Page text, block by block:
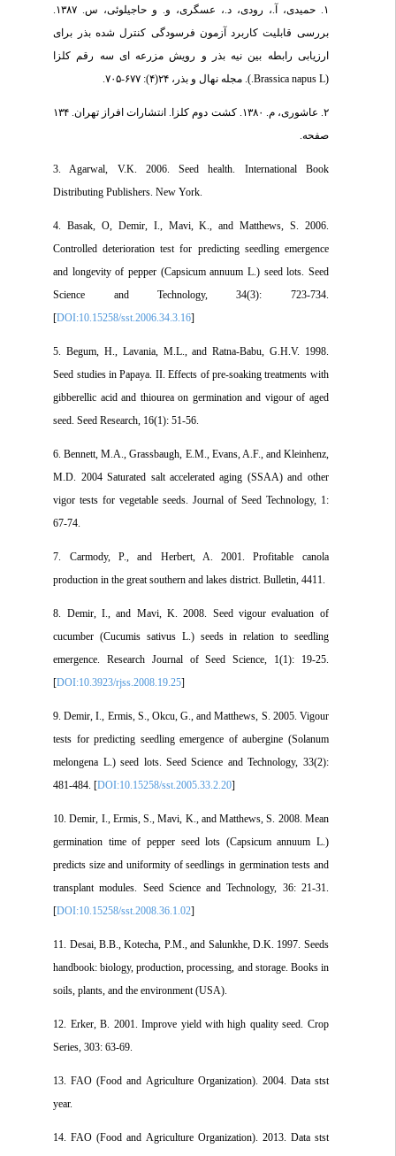
۱. حمیدی، آ.، رودی، د.، عسگری، و. و حاجیلوئی، س. ۱۳۸۷.
بررسی قابلیت کاربرد آزمون فرسودگی کنترل شده بذر برای
ارزیابی رابطه بین نیه بذر و رویش مزرعه ای سه رقم کلزا
۲. عاشوری، م. ۱۳۸۰. کشت دوم کلزا. انتشارات افراز تهران. ۱۳۴
صفحه.
3. Agarwal, V.K. 2006. Seed health. International Book
Distributing Publishers. New York.
4. Basak, O, Demir, I., Mavi, K., and Matthews, S. 2006.
Controlled deterioration test for predicting seedling emergence
and longevity of pepper (Capsicum annuum L.) seed lots. Seed
Science and Technology, 34(3): 723-734.
[DOI:10.15258/sst.2006.34.3.16
5. Begum, H., Lavania, M.L., and Ratna-Babu, G.H.V. 1998.
Seed studies in Papaya. II. Effects of pre-soaking treatments with
gibberellic acid and thiourea on germination and vigour of aged
seed. Seed Research, 16(1): 51-56.
6. Bennett, M.A., Grassbaugh, E.M., Evans, A.F., and Kleinhenz,
M.D. 2004 Saturated salt accelerated aging (SSAA) and other
vigor tests for vegetable seeds. Journal of Seed Technology, 1:
67-74.
7. Carmody, P., and Herbert, A. 2001. Profitable canola
production in the great southern and lakes district. Bulletin, 4411.
8. Demir, I., and Mavi, K. 2008. Seed vigour evaluation of
cucumber (Cucumis sativus L.) seeds in relation to seedling
emergence. Research Journal of Seed Science, 1(1): 19-25.
[DOI:10.3923/rjss.2008.19.25
9. Demir, I., Ermis, S., Okcu, G., and Matthews, S. 2005. Vigour
tests for predicting seedling emergence of aubergine (Solanum
melongena L.) seed lots. Seed Science and Technology, 33(2):
481-484. [DOI:10.15258/sst.2005.33.2.20
10. Demir, I., Ermis, S., Mavi, K., and Matthews, S. 2008. Mean
germination time of pepper seed lots (Capsicum annuum L.)
predicts size and uniformity of seedlings in germination tests and
transplant modules. Seed Science and Technology, 36: 21-31.
[DOI:10.15258/sst.2008.36.1.02
11. Desai, B.B., Kotecha, P.M., and Salunkhe, D.K. 1997. Seeds
handbook: biology, production, processing, and storage. Books in
soils, plants, and the environment (USA).
12. Erker, B. 2001. Improve yield with high quality seed. Crop
Series, 303: 63-69.
13. FAO (Food and Agriculture Organization). 2004. Data stst
year.
14. FAO (Food and Agriculture Organization). 2013. Data stst